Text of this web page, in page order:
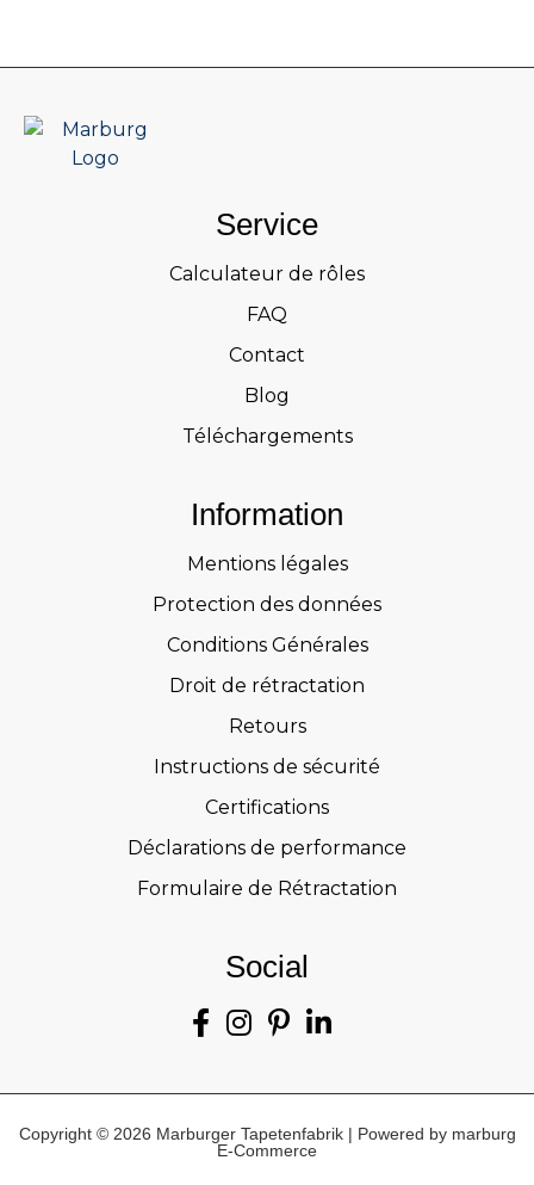
Service
Calculateur de rôles
FAQ
Contact
Blog
Téléchargements
Information
Mentions légales
Protection des données
Conditions Générales
Droit de rétractation
Retours
Instructions de sécurité
Certifications
Déclarations de performance
Formulaire de Rétractation
Social
Copyright © 2026 Marburger Tapetenfabrik | Powered by marburg
E-Commerce